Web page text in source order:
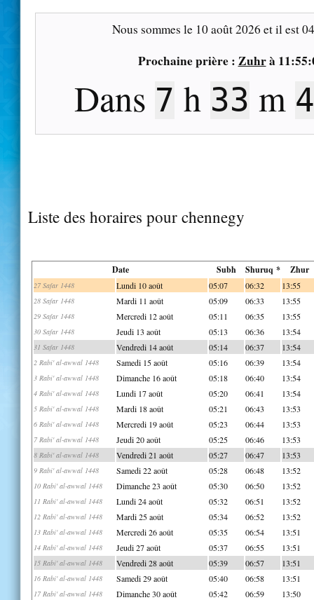
Nous sommes le 10 août 2026 et il est
Prochaine prière : Zuhrà
Dans 7 h 33 m
Liste des horaires pour chennegy
Date Subh Shuruq * Zhur
27 Safar 1448 Lundi 10 août 05:07 06:32 13:55
28 Safar 1448 Mardi 11 août 05:09 06:33 13:55
29 Safar 1448 Mercredi 12 août 05:11 06:35 13:55
30 Safar 1448 Jeudi 13 août 05:13 06:36 13:54
31 Safar 1448 Vendredi 14 août 05:14 06:37 13:54
2 Rabi' al-awwal 1448 Samedi 15 août 05:16 06:39 13:54
3 Rabi' al-awwal 1448 Dimanche 16 août 05:18 06:40 13:54
4 Rabi' al-awwal 1448 Lundi 17 août 05:20 06:41 13:54
5 Rabi' al-awwal 1448 Mardi 18 août 05:21 06:43 13:53
6 Rabi' al-awwal 1448 Mercredi 19 août 05:23 06:44 13:53
7 Rabi' al-awwal 1448 Jeudi 20 août 05:25 06:46 13:53
8 Rabi' al-awwal 1448 Vendredi 21 août 05:27 06:47 13:53
9 Rabi' al-awwal 1448 Samedi 22 août 05:28 06:48 13:52
10 Rabi' al-awwal 1448 Dimanche 23 août 05:30 06:50 13:52
11 Rabi' al-awwal 1448 Lundi 24 août 05:32 06:51 13:52
12 Rabi' al-awwal 1448 Mardi 25 août 05:34 06:52 13:52
13 Rabi' al-awwal 1448 Mercredi 26 août 05:35 06:54 13:51
14 Rabi' al-awwal 1448 Jeudi 27 août 05:37 06:55 13:51
15 Rabi' al-awwal 1448 Vendredi 28 août 05:39 06:57 13:51
16 Rabi' al-awwal 1448 Samedi 29 août 05:40 06:58 13:51
17 Rabi' al-awwal 1448 Dimanche 30 août 05:42 06:59 13:50